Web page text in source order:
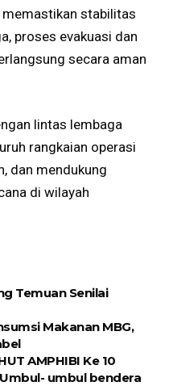
memastikan stabilitas
proses evakuasi dan
secara aman
lintas lembaga
rangkaian operasi
dan mendukung
di wilayah
Temuan Senilai
Makanan MBG,
AMPHIBI Ke 10
umbul bendera